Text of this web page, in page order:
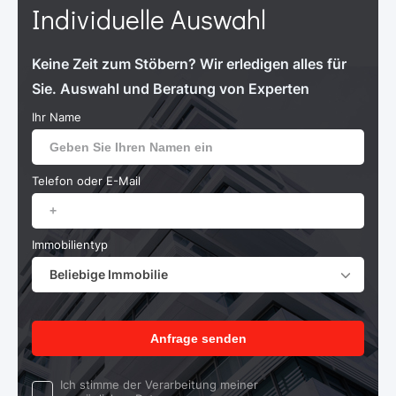
Individuelle Auswahl
Keine Zeit zum Stöbern? Wir erledigen alles für
Sie. Auswahl und Beratung von Experten
Ihr Name
Telefon oder E-Mail
Immobilientyp
Beliebige Immobilie
Anfrage senden
Ich stimme der Verarbeitung meiner